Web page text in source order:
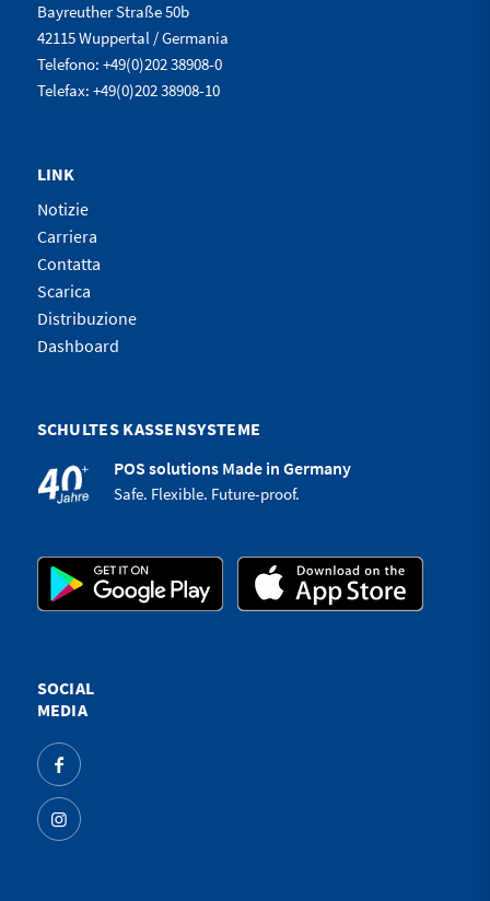
Bayreuther Straße 50b
42115 Wuppertal / Germania
Telefono: +49(0)202 38908-0
Telefax: +49(0)202 38908-10
LINK
Notizie
Carriera
Contatta
Scarica
Distribuzione
Dashboard
SCHULTES KASSENSYSTEME
POS solutions Made in Germany
Safe. Flexible. Future-proof.
SOCIAL
MEDIA